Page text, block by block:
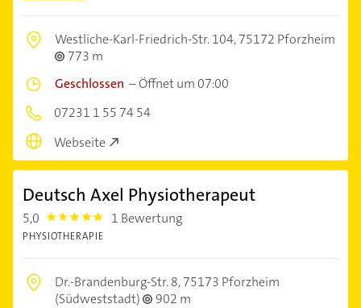
Westliche-Karl-Friedrich-Str. 104,75172 Pforzheim
773 m
Geschlossen –Öffnet um 07:00
07231 1 55 74 54
Webseite
Deutsch Axel Physiotherapeut
5,0 5.0 1 Bewertung
PHYSIOTHERAPIE
Dr.-Brandenburg-Str. 8,75173 Pforzheim
(Südweststadt)
902 m